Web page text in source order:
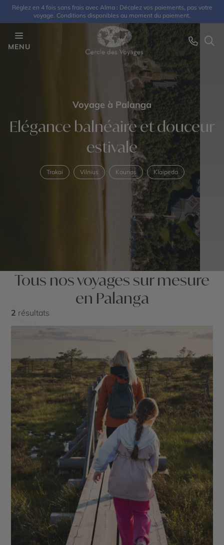
Réglez en 4 fois sans frais avec Alma : Décalez vos paiements, pas votre
voyage. Conditions disponibles au moment du paiement.
MENU
Voyage à Palanga
Elégance balnéaire et douceur
estivale
Trakai Vilnius Kaunas Klaipeda
Tous nos voyages sur mesure
en Palanga
2 résultats